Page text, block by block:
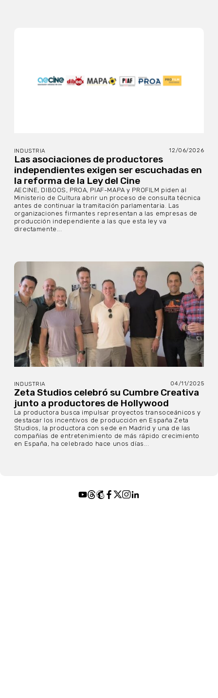
INDUSTRIA 12/06/2026
Las asociaciones de productores
independientes exigen ser escuchadas en
la reforma de la Ley del Cine
AECINE, DIBOOS, PROA, PIAF-MAPA y PROFILM piden al
Ministerio de Cultura abrir un proceso de consulta técnica
antes de continuar la tramitación parlamentaria. Las
organizaciones firmantes representan a las empresas de
producción independiente a las que esta ley va
directamente...
INDUSTRIA 04/11/2025
Zeta Studios celebró su Cumbre Creativa
junto a productores de Hollywood
La productora busca impulsar proyectos transoceánicos y
destacar los incentivos de producción en España Zeta
Studios, la productora con sede en Madrid y una de las
compañías de entretenimiento de más rápido crecimiento
en España, ha celebrado hace unos días...